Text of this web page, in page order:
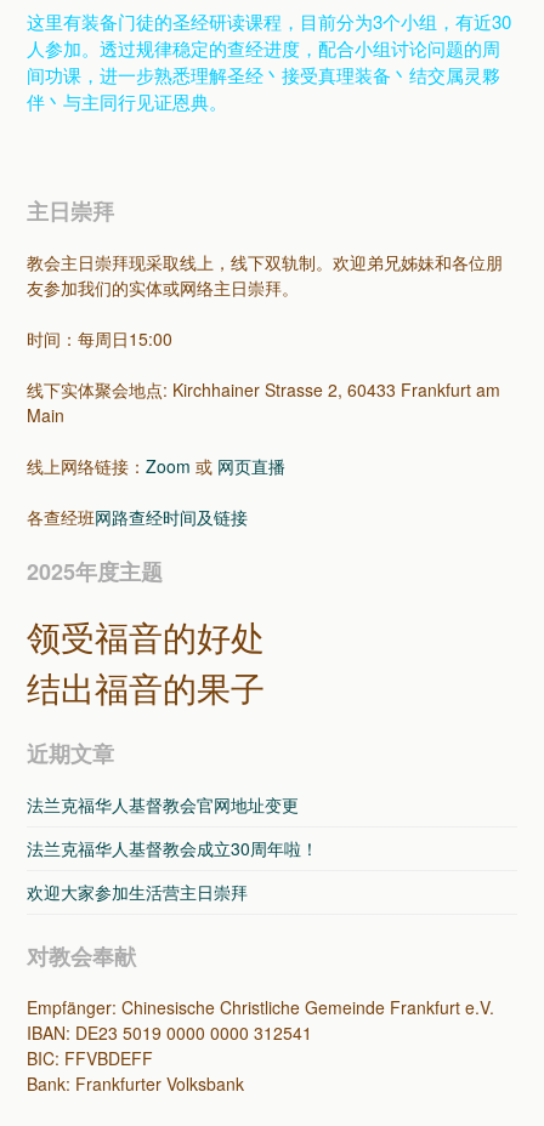
这里有装备门徒的圣经研读课程，目前分为3个小组，有近30
人参加。透过规律稳定的查经进度，配合小组讨论问题的周
间功课，进一步熟悉理解圣经丶接受真理装备丶结交属灵夥
伴丶与主同行见证恩典。
主日崇拜
教会主日崇拜现采取线上，线下双轨制。欢迎弟兄姊妹和各位朋
友参加我们的实体或网络主日崇拜。
时间：每周日15:00
线下实体聚会地点: Kirchhainer Strasse 2, 60433 Frankfurt am
Main
线上网络链接：Zoom 或 网页直播
各查经班网路查经时间及链接
2025年度主题
领受福音的好处
结出福音的果子
近期文章
法兰克福华人基督教会官网地址变更
法兰克福华人基督教会成立30周年啦！
欢迎大家参加生活营主日崇拜
对教会奉献
Empfänger: Chinesische Christliche Gemeinde Frankfurt e.V.
IBAN: DE23 5019 0000 0000 312541
BIC: FFVBDEFF
Bank: Frankfurter Volksbank